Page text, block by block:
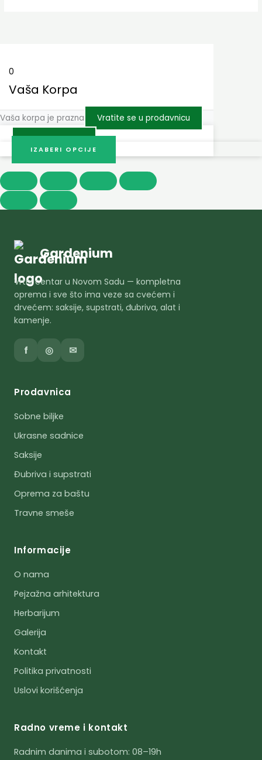
0
Vaša Korpa
Vaša korpa je prazna Vratite se u prodavnicu
Prodavnica
IZABERI OPCIJE
Gardenium
Vrtni centar u Novom Sadu — kompletna
oprema i sve što ima veze sa cvećem i
drvećem: saksije, supstrati, đubriva, alat i
kamenje.
f ◎ ✉
Prodavnica
Sobne biljke
Ukrasne sadnice
Saksije
Đubriva i supstrati
Oprema za baštu
Travne smeše
Informacije
O nama
Pejzažna arhitektura
Herbarijum
Galerija
Kontakt
Politika privatnosti
Uslovi korišćenja
Radno vreme i kontakt
Radnim danima i subotom: 08–19h